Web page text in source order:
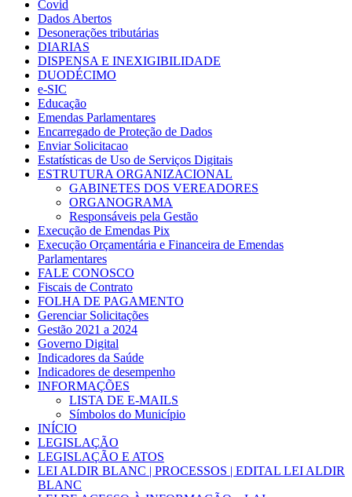
Covid
Dados Abertos
Desonerações tributárias
DIARIAS
DISPENSA E INEXIGIBILIDADE
DUODÉCIMO
e-SIC
Educação
Emendas Parlamentares
Encarregado de Proteção de Dados
Enviar Solicitacao
Estatísticas de Uso de Serviços Digitais
ESTRUTURA ORGANIZACIONAL
GABINETES DOS VEREADORES
ORGANOGRAMA
Responsáveis pela Gestão
Execução de Emendas Pix
Execução Orçamentária e Financeira de Emendas
Parlamentares
FALE CONOSCO
Fiscais de Contrato
FOLHA DE PAGAMENTO
Gerenciar Solicitações
Gestão 2021 a 2024
Governo Digital
Indicadores da Saúde
Indicadores de desempenho
INFORMAÇÕES
LISTA DE E-MAILS
Símbolos do Município
INÍCIO
LEGISLAÇÃO
LEGISLAÇÃO E ATOS
LEI ALDIR BLANC | PROCESSOS | EDITAL LEI ALDIR
BLANC